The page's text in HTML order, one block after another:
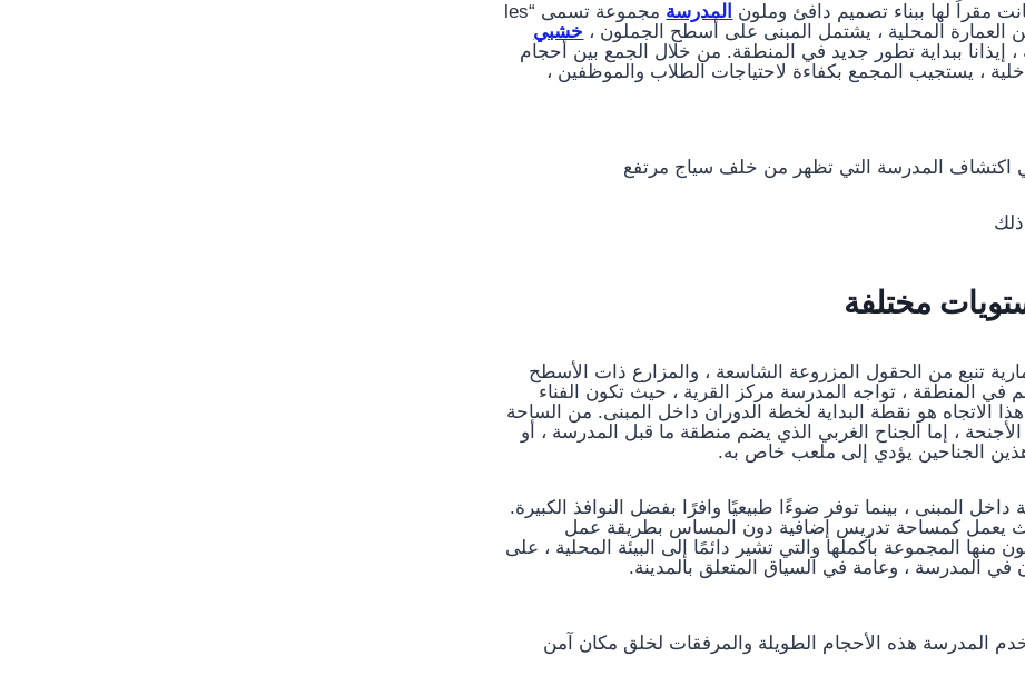
المدرسة
مجموعة تسمى “les
المحلية ، يشتمل المبنى على أسطح الجملون ، خشبي
، إيذانا ببداية تطور جديد في المنطقة. من خلال الجمع بين أحجام
، يستجيب المجمع بكفاءة لاحتياجات الطلاب والموظفين ،
في اكتشاف المدرسة التي تظهر من خلف سياج مرتفع
مختلفة
تنبع من الحقول المزروعة الشاسعة ، والمزارع ذات الأسطح
في المنطقة ، تواجه المدرسة مركز القرية ، حيث تكون الفناء
الاتجاه هو نقطة البداية لخطة الدوران داخل المبنى. من الساحة
، إما الجناح الغربي الذي يضم منطقة ما قبل المدرسة ، أو
الجناحين يؤدي إلى ملعب خاص به.
المبنى ، بينما توفر ضوءًا طبيعيًا وافرًا بفضل النوافذ الكبيرة.
حيث يعمل كمساحة تدريس إضافية دون المساس بطريقة عمل
المجموعة بأكملها والتي تشير دائمًا إلى البيئة المحلية ، على
المدرسة ، وعامة في السياق المتعلق بالمدينة.
المدرسة هذه الأحجام الطويلة والمرفقات لخلق مكان آمن